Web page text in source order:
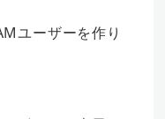
ユーザーを作り